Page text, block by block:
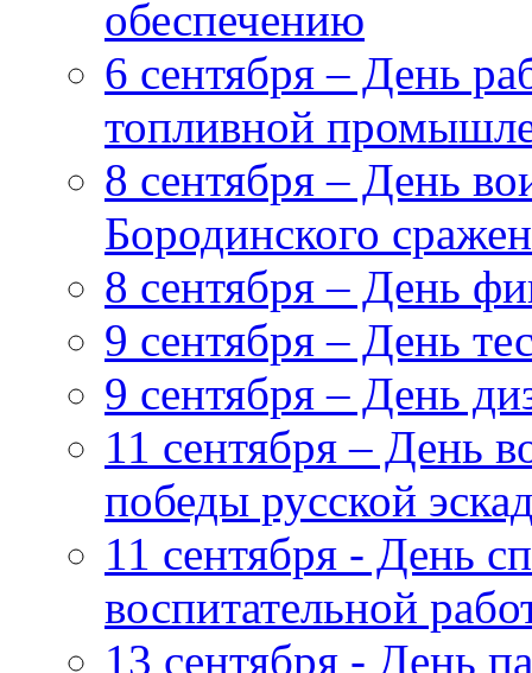
обеспечению
6 сентября – День
топливной
8 сентября – День
Бородинского
8 сентября – День
9 сентября – День
9 сентября – День
11 сентября – День
победы русской
11 сентября - День
воспитательной
13 сентября - День